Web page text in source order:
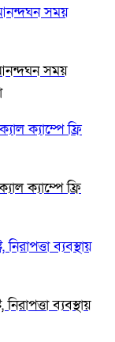
আনন্দঘন সময়
ক্যাম্পে ফ্রি
ব্যবস্থায়